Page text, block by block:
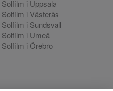
Solfilm i Uppsala
Solfilm i Västerås
Solfilm i Sundsvall
Solfilm i Umeå
Solfilm i Örebro